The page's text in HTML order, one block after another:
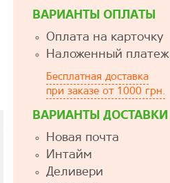
ВАРИАНТЫ ОПЛАТЫ
Оплата на карточку
Наложенный платеж
Бесплатная доставка
при заказе от 1000 грн.
ВАРИАНТЫ ДОСТАВКИ
Новая почта
Интайм
Деливери